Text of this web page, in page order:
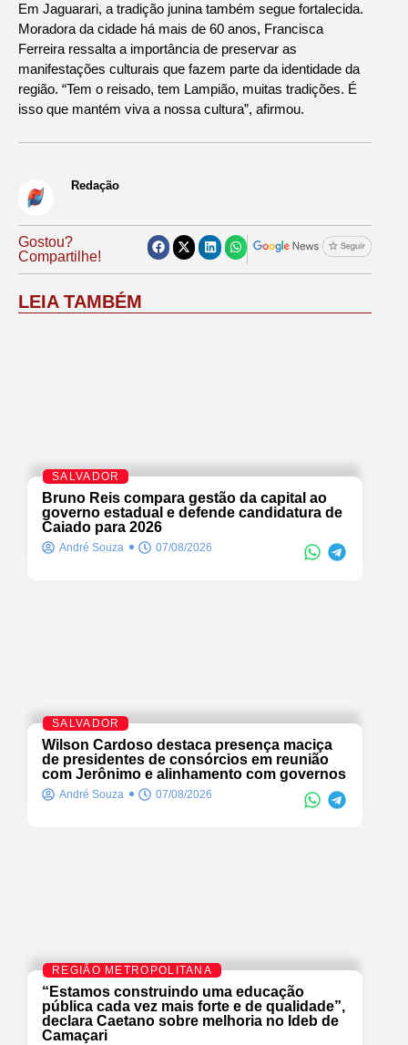
Em Jaguarari, a tradição junina também segue fortalecida.
Moradora da cidade há mais de 60 anos, Francisca
Ferreira ressalta a importância de preservar as
manifestações culturais que fazem parte da identidade da
região. “Tem o reisado, tem Lampião, muitas tradições. É
isso que mantém viva a nossa cultura”, afirmou.
Redação
Gostou?
Compartilhe!
LEIA TAMBÉM
SALVADOR
Bruno Reis compara gestão da capital ao
governo estadual e defende candidatura de
Caiado para 2026
André Souza 07/08/2026
SALVADOR
Wilson Cardoso destaca presença maciça
de presidentes de consórcios em reunião
com Jerônimo e alinhamento com governos
André Souza 07/08/2026
REGIÃO METROPOLITANA
“Estamos construindo uma educação
pública cada vez mais forte e de qualidade”,
declara Caetano sobre melhoria no Ideb de
Camaçari